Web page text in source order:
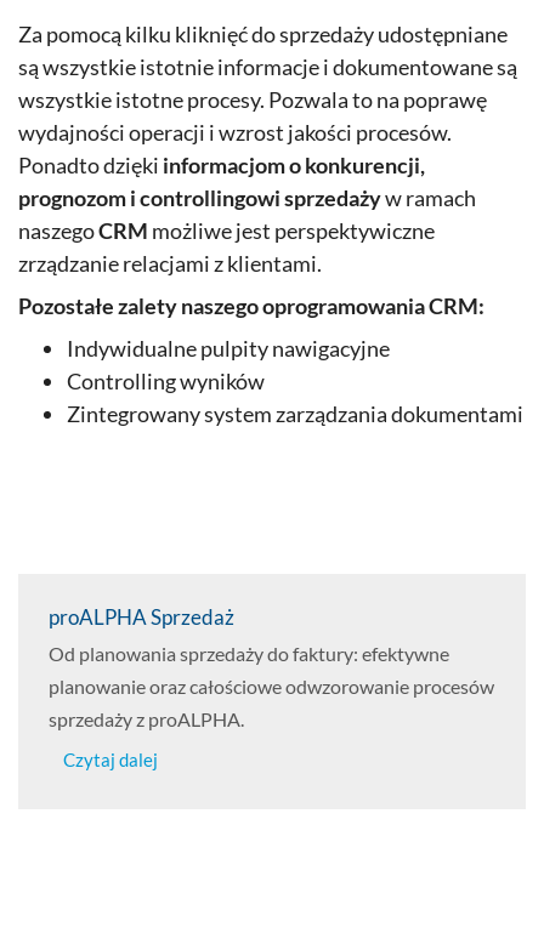
Za pomocą kilku kliknięć do sprzedaży udostępniane
są wszystkie istotnie informacje i dokumentowane są
wszystkie istotne procesy. Pozwala to na poprawę
wydajności operacji i wzrost jakości procesów.
Ponadto dzięki informacjom o konkurencji,
prognozom i controllingowi sprzedażyw ramach
naszegoCRM możliwe jest perspektywiczne
zrządzanie relacjami z klientami.
Pozostałe zalety naszego oprogramowania CRM:
Indywidualne pulpity nawigacyjne
Controlling wyników
Zintegrowany system zarządzania dokumentami
proALPHA Sprzedaż
Od planowania sprzedaży do faktury: efektywne
planowanie oraz całościowe odwzorowanie procesów
sprzedaży z proALPHA.
Czytaj dalej